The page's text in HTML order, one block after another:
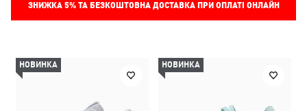
ЗНИЖКА 5%ТА БЕЗКОШТОВНА ДОСТАВКА ПРИ ОПЛАТІ ОНЛАЙН
НОВИНКА НОВИНКА